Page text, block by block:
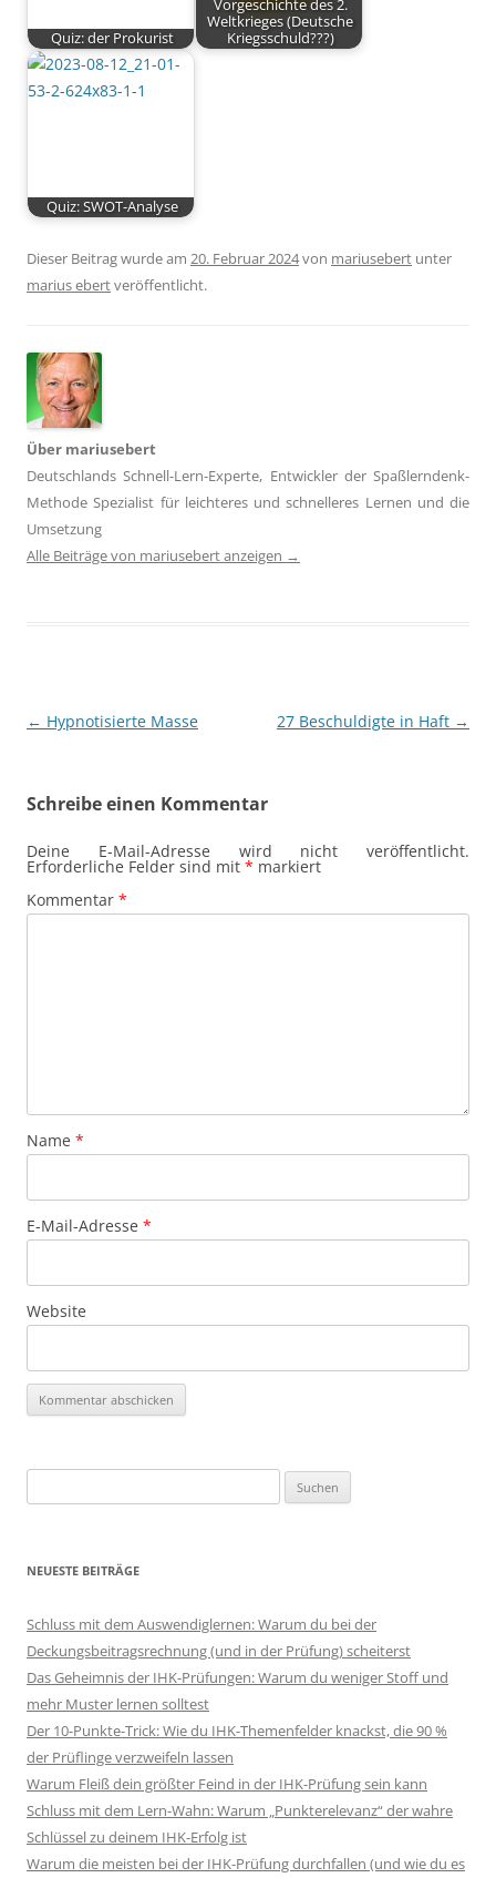
Quiz: der Prokurist
Vorgeschichte des 2.
Weltkrieges (Deutsche
Kriegsschuld???)
Quiz: SWOT-Analyse
Dieser Beitrag wurde am 20. Februar 2024von mariusebert unter
marius ebertveröffentlicht.
Über mariusebert
Deutschlands Schnell-Lern-Experte, Entwickler der Spaßlerndenk-
Methode Spezialist für leichteres und schnelleres Lernen und die
Umsetzung
Alle Beiträge von mariusebert anzeigen →
Beitragsnavigation
← Hypnotisierte Masse 27 Beschuldigte in Haft →
Schreibe einen Kommentar
Deine E-Mail-Adresse wird nicht veröffentlicht.
Erforderliche Felder sind mit * markiert
Kommentar *
Name *
E-Mail-Adresse *
Website
nach:
NEUESTE BEITRÄGE
Schluss mit dem Auswendiglernen: Warum du bei der
Deckungsbeitragsrechnung (und in der Prüfung) scheiterst
Das Geheimnis der IHK-Prüfungen: Warum du weniger Stoff und
mehr Muster lernen solltest
Der 10-Punkte-Trick: Wie du IHK-Themenfelder knackst, die 90 %
der Prüflinge verzweifeln lassen
Warum Fleiß dein größter Feind in der IHK-Prüfung sein kann
Schluss mit dem Lern-Wahn: Warum „Punkterelevanz“ der wahre
Schlüssel zu deinem IHK-Erfolg ist
Warum die meisten bei der IHK-Prüfung durchfallen (und wie du es